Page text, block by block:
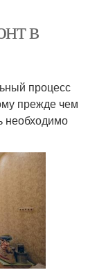
в
процесс
прежде чем
необходимо